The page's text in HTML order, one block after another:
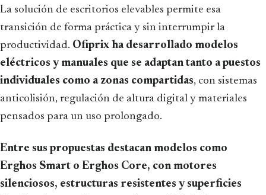
La solución de escritorios elevables permite esa
transición de forma práctica y sin interrumpir la
productividad. Ofiprix ha desarrollado modelos
eléctricos y manuales que se adaptan tanto a puestos
individuales como a zonas compartidas, con sistemas
anticolisión, regulación de altura digital y materiales
pensados para un uso prolongado.
Entre sus propuestas destacan modelos como
Erghos Smart o Erghos Core, con motores
silenciosos, estructuras resistentes y superficies